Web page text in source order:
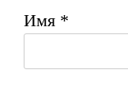
Имя *